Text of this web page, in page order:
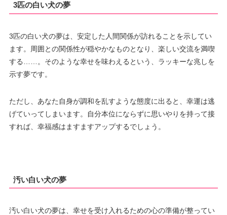
3匹の白い犬の夢
3匹の白い犬の夢は、安定した人間関係が訪れることを示してい
ます。周囲との関係性が穏やかなものとなり、楽しい交流を満喫
する……。そのような幸せを味わえるという、ラッキーな兆しを
示す夢です。
ただし、あなた自身が調和を乱すような態度に出ると、幸運は逃
げていってしまいます。自分本位にならずに思いやりを持って接
すれば、幸福感はますますアップするでしょう。
汚い白い犬の夢
汚い白い犬の夢は、幸せを受け入れるための心の準備が整ってい